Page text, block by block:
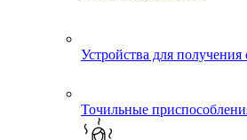
Устройства для получения
Точильные